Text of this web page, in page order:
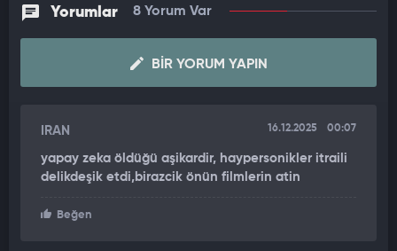
İRAN'DAN MİSİLLEME GELDİ
Al Jazeera'daki belgesele göre, İran bu saldırıya füzeler ve
insansız hava araçlarıyla misillemede bulundu. Çatışmaların
kaybının çok daha ağır olduğu belirtildi. Belgeselde, İran
bilgisi aktarıldı.
Yorumlar 8 Yorum Var
BIR YORUM YAPIN
IRAN 16.12.2025 00:07
yapay zeka öldüğü aşikardir, haypersonikler itraili
delikdeşik etdi,birazcik önün filmlerin atin
Beğen